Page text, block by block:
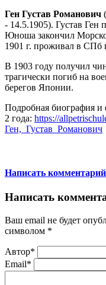
Ген Густав Романович
- 14.5.1905). Густав
Юноша закончил
1901 г. проживал в СПб
В 1903 году получил
трагически погиб на
берегов Японии.
Подробная биография и
2 года: https://
Ген,_Густав_Романович
Написать комментарий
Написать
Ваш email не будет
символом *
Автор*
Email*